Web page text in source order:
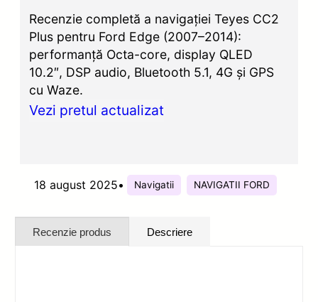
Recenzie completă a navigației Teyes CC2
Plus pentru Ford Edge (2007–2014):
performanță Octa-core, display QLED
10.2″, DSP audio, Bluetooth 5.1, 4G și GPS
cu Waze.
Vezi pretul actualizat
18 august 2025• Navigatii NAVIGATII FORD
Recenzie produs Descriere